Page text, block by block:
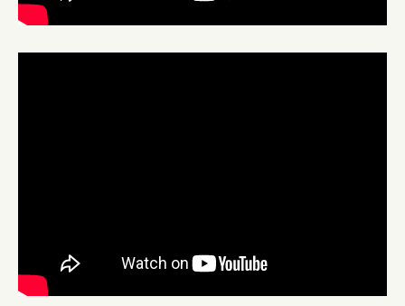
また2020年にK/DA「MORE」の振付にも参加。
2021年からITZY「WANNABE」を始め、EXO
2022年にMnetの人気番組「STREET MAN
FIGHTER」(ストリートマンファイター)に出演し話題を